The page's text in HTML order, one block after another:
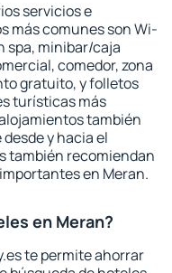
servicios e
más comunes son Wi-
spa, minibar/caja
comedor, zona
gratuito, y folletos
turísticas más
también
y hacia el
también recomiendan
en Meran.
en Meran?
te permite ahorrar